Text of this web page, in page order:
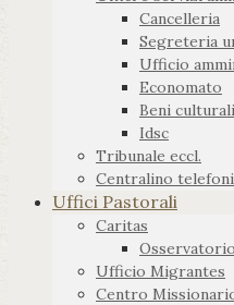
Cancelleria
Segreteria
Ufficio
Economato
Beni culturali
Idsc
Tribunale eccl.
Centralino
Uffici Pastorali
Caritas
Osservatorio
Ufficio Migrantes
Centro